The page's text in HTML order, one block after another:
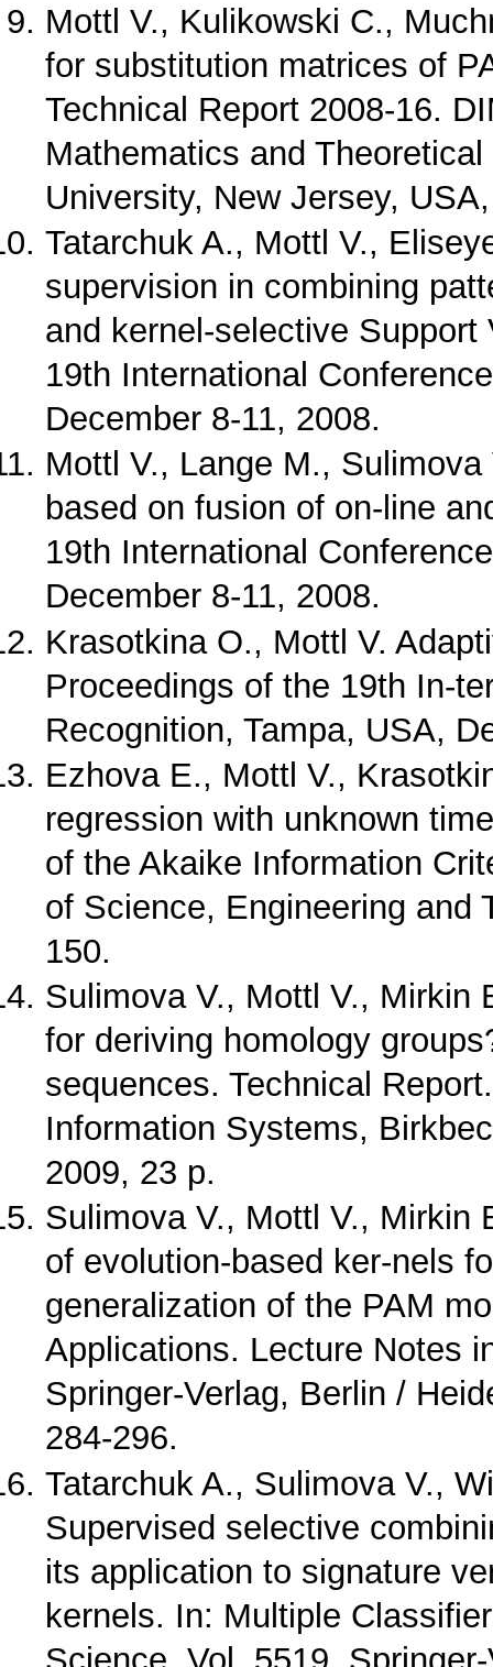
Mottl V., Kulikowski C.,
for substitution matrices of
Technical Report 2008-16.
Mathematics and
University, New Jersey,
Tatarchuk A., Mottl V.,
supervision in combining
and kernel-selective
19th International
December 8-11, 2008.
Mottl V., Lange M.,
based on fusion of on-line
19th International
December 8-11, 2008.
Krasotkina O., Mottl V.
Proceedings of the 19th In-
Recognition, Tampa, USA,
Ezhova E., Mottl V.,
regression with unknown
of the Akaike Information
of Science, Engineering and
150.
Sulimova V., Mottl V., Mirkin
for deriving homology
sequences. Technical
Information Systems,
2009, 23 p.
Sulimova V., Mottl V., Mirkin
of evolution-based ker-nels
generalization of the PAM
Applications. Lecture Notes
Springer-Verlag, Berlin /
284-296.
Tatarchuk A., Sulimova V.,
Supervised selective
its application to signature
kernels. In: Multiple